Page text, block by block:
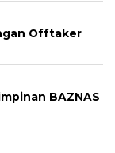
Offtaker
BAZNAS